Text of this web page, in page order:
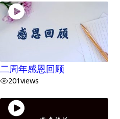
二周年感恩回顾
201views